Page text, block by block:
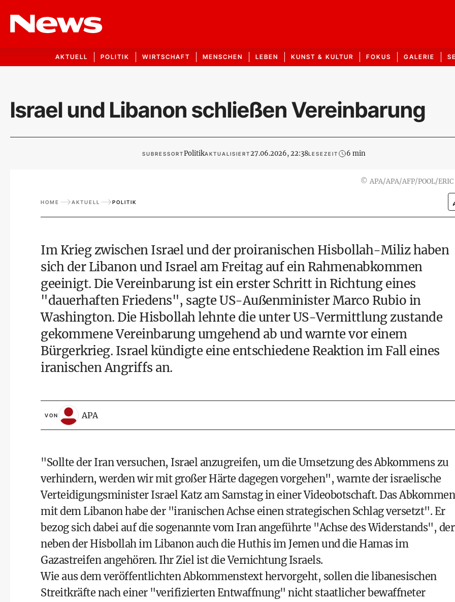
AKTUELL POLITIK WIRTSCHAFT MENSCHEN LEBEN KUNST & KULTUR FOKUS GALERIE
Israel und Libanon schließen Vereinbarung
SUBRESSORTPolitikAKTUALISIERT27.06.2026, 22:38LESEZEIT 6 min
© APA/APA/AFP/POOL/ERIC
HOME AKTUELL POLITIK
Im Krieg zwischen Israel und der proiranischen Hisbollah-Miliz haben
sich der Libanon und Israel am Freitag auf ein Rahmenabkommen
geeinigt. Die Vereinbarung ist ein erster Schritt in Richtung eines
"dauerhaften Friedens", sagte US-Außenminister Marco Rubio in
Washington. Die Hisbollah lehnte die unter US-Vermittlung zustande
gekommene Vereinbarung umgehend ab und warnte vor einem
Bürgerkrieg. Israel kündigte eine entschiedene Reaktion im Fall eines
iranischen Angriffs an.
VON APA
"Sollte der Iran versuchen, Israel anzugreifen, um die Umsetzung des Abkommens zu
verhindern, werden wir mit großer Härte dagegen vorgehen", warnte der israelische
Verteidigungsminister Israel Katz am Samstag in einer Videobotschaft. Das Abkommen
mit dem Libanon habe der "iranischen Achse einen strategischen Schlag versetzt". Er
bezog sich dabei auf die sogenannte vom Iran angeführte "Achse des Widerstands", der
neben der Hisbollah im Libanon auch die Huthis im Jemen und die Hamas im
Gazastreifen angehören. Ihr Ziel ist die Vernichtung Israels.
Wie aus dem veröffentlichten Abkommenstext hervorgeht, sollen die libanesischen
Streitkräfte nach einer "verifizierten Entwaffnung" nicht staatlicher bewaffneter